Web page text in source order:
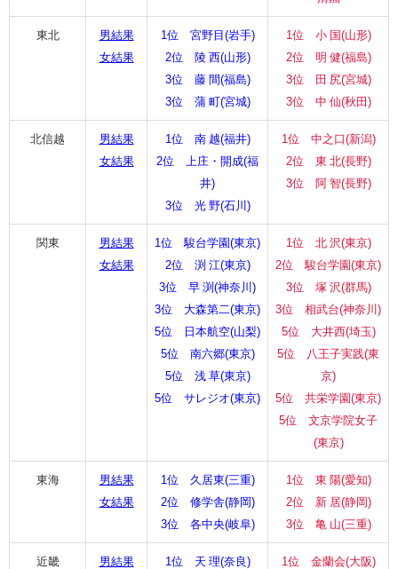
東北
男結果
女結果
1位 宮野目(岩手)
2位 陵 西(山形)
3位 藤 間(福島)
3位 蒲 町(宮城)
1位 小 国(山形)
2位 明 健(福島)
3位 田 尻(宮城)
3位 中 仙(秋田)
北信越
男結果
女結果
1位 南 越(福井)
2位 上庄・開成(福
井)
3位 光 野(石川)
1位 中之口(新潟)
2位 東 北(長野)
3位 阿 智(長野)
関東
男結果
女結果
1位 駿台学園(東京)
2位 渕 江(東京)
3位 早 渕(神奈川)
3位 大森第二(東京)
5位 日本航空(山梨)
5位 南六郷(東京)
5位 浅 草(東京)
5位 サレジオ(東京)
1位 北 沢(東京)
2位 駿台学園(東京)
3位 塚 沢(群馬)
3位 相武台(神奈川)
5位 大井西(埼玉)
5位 八王子実践(東
京)
5位 共栄学園(東京)
5位 文京学院女子
(東京)
東海
男結果
女結果
1位 久居東(三重)
2位 修学舎(静岡)
3位 各中央(岐阜)
1位 東 陽(愛知)
2位 新 居(静岡)
3位 亀 山(三重)
近畿
男結果
1位 天 理(奈良)
1位 金蘭会(大阪)